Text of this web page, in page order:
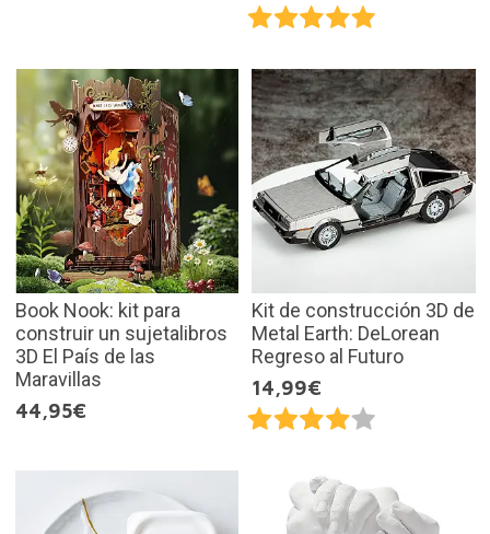
Book Nook: kit para
construir un sujetalibros
3D El País de las
Maravillas
44,95€
Kit de construcción 3D de
Metal Earth: DeLorean
Regreso al Futuro
14,99€